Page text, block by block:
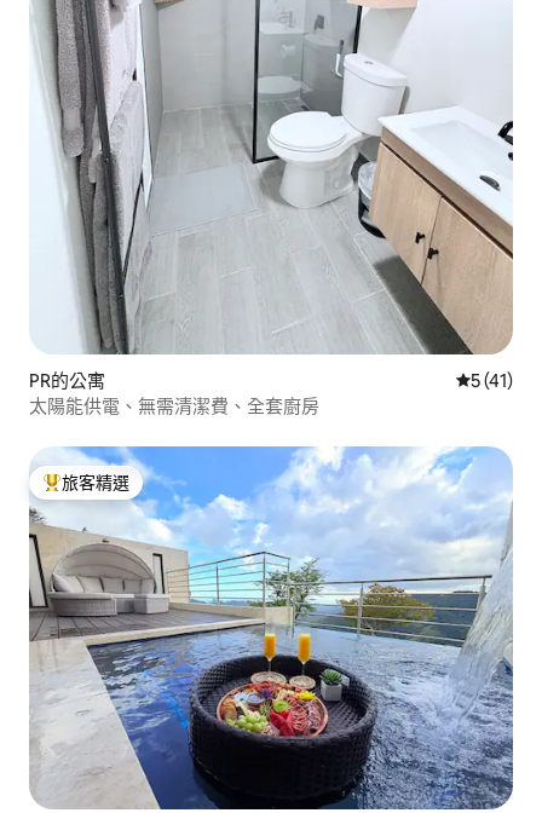
PR的公寓 從 41 則
5 (41)
太陽能供電、無需清潔費、全套廚房
旅客精選榜首
旅客精選